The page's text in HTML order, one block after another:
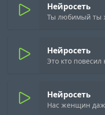
Нейросеть
Ты любимый ты
Нейросеть
Это кто повесил
Нейросеть
Нас женщин